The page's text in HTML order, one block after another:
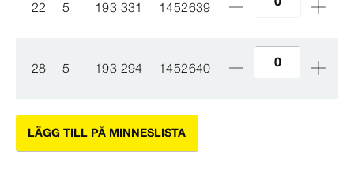
22 5 193 331 1452639
28 5 193 294 1452640
LÄGG TILL PÅ MINNESLISTA